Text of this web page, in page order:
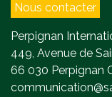
Nous contacter
Perpignan
449, Avenue de
66 030 Perpignan